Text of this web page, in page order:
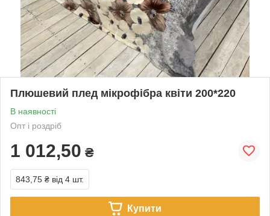
Плюшевий плед мікрофібра квіти 200*220
В наявності
Опт і роздріб
1 012,50 ₴
843,75 ₴ від 4 шт.
Купити